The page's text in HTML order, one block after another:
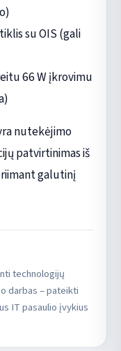
su OIS (gali
66 W įkrovimu
nutekėjimo
patvirtinimas iš
galutinį
technologijų
darbas – pateikti
IT pasaulio įvykius